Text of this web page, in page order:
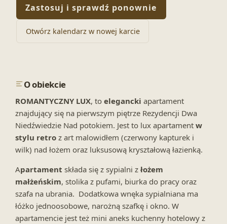
Zastosuj i sprawdź ponownie
Otwórz kalendarz w nowej karcie
O obiekcie
ROMANTYCZNY LUX, toelegancki apartament
znajdujący się na pierwszym piętrze Rezydencji Dwa
Niedźwiedzie Nad potokiem. Jest to lux apartamentw
stylu retro z art malowidłem (czerwony kapturek i
wilk) nad łożem oraz luksusową kryształową łazienką.
Apartamentskłada się z sypialni z łożem
małżeńskim, stolika z pufami, biurka do pracy oraz
szafa na ubrania. Dodatkowa wnęka sypialniana ma
łóżko jednoosobowe, narożną szafkę i okno. W
apartamencie jest też mini aneks kuchenny hotelowy z